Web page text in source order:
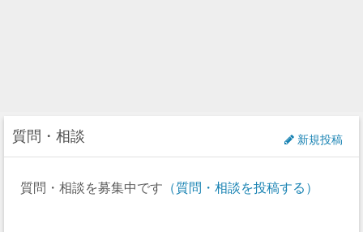
質問・相談 新規投稿
質問・相談を募集中です （質問・相談を投稿する）